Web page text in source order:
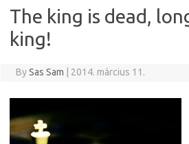
The king is dead,
king!
BySas Sam 2014. március 11.